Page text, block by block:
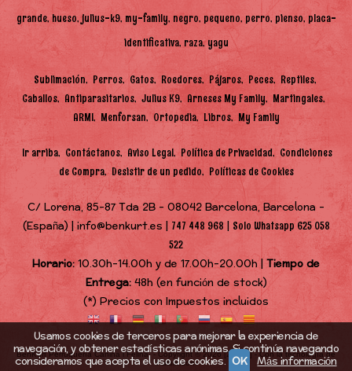
grande hueso julius-k9 my-family negro pequeno perro pienso placa-
identificativa raza yagu
Sublimación Perros Gatos Roedores Pájaros Peces
Reptiles
Caballos Antiparasitarios Julius K9 Arneses My Family
Martingales
ARMI
Menforsan Ortopedia Libros My Family
Ir arriba Contáctanos Aviso Legal Política de Privacidad Condiciones
de Compra Desistir de un pedido Políticas de Cookies
C/ Lorena, 85-87 Tda 2B - 08042 Barcelona, Barcelona -
(España) | info@benkurt.es | 747 448 968 | Solo Whatsapp 625 058
522
Horario:10.30h-14.00h y de 17.00h-20.00h | Tiempo de
Entrega:48h (en función de stock)
(*) Precios con Impuestos incluidos
BenKurt Perruquería Canina i Felina,- Copyright © 2026 [22557] - Con la tecnología de
Palbin.com
Usamos cookies de terceros para mejorar la experiencia de
navegación, y obtener estadísticas anónimas. Si continúa navegando
consideramos que acepta el uso de cookies. OK Más información